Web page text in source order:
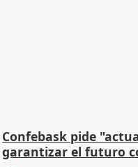
Confebask pide
garantizar el futuro